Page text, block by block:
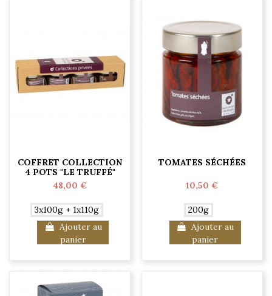
COFFRET COLLECTION
4 POTS "LE TRUFFÉ"
48,00 €
3x100g + 1x110g
Ajouter au
panier
TOMATES SÉCHÉES
10,50 €
200g
Ajouter au
panier